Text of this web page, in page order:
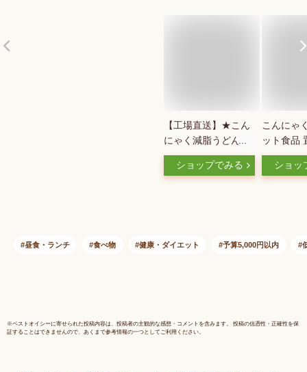
【工場直送】★こん
にゃく減脂うどん
「これならいけ
る！」★減脂うどん
ショップでみる
こんにゃ
ット食品
こんにゃ
んにゃく
フ麺 低カ
袋)
ショッ
昼食・ランチ 食べ物 健康・ダイエット 予算5,000円以内
※ベストオイシーに寄せられた投稿内容は、投稿者の主観的な感想・コメントを含みます。 投稿の信憑性・正確性を保
証することはできませんので、あくまで参考情報の一つとしてご利用ください。